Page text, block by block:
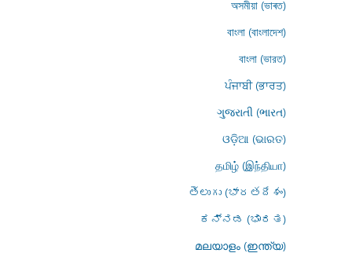
অসমীয়া (ভাৰত)
বাংলা (বাংলাদেশ)
বাংলা (ভারত)
ਪੰਜਾਬੀ (ਭਾਰਤ)
ગુજરાતી (ભારત)
ଓଡ଼ିଆ (ଭାରତ)
தமிழ் (இந்தியா)
తెలుగు (భారతదేశం)
ಕನ್ನಡ (ಭಾರತ)
മലയാളം (ഇന്ത്യ)